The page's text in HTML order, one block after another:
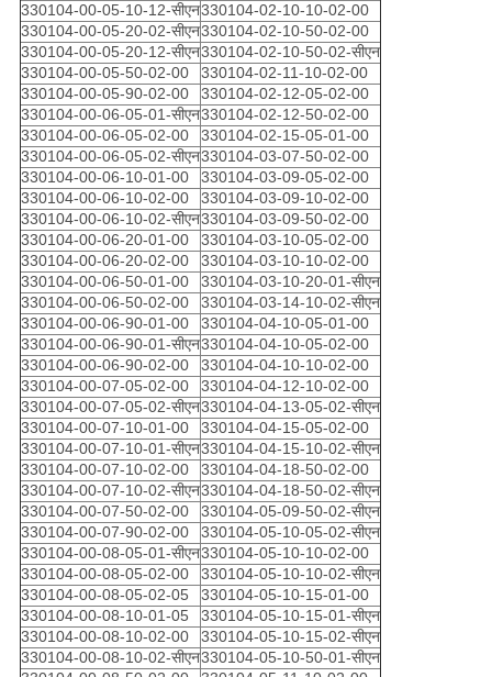
330104-00-05-10-12-सीएन330104-02-10-10-02-00
330104-00-05-20-02-सीएन330104-02-10-50-02-00
330104-00-05-20-12-सीएन330104-02-10-50-02-सीएन
330104-00-05-50-02-00
330104-02-11-10-02-00
330104-00-05-90-02-00
330104-02-12-05-02-00
330104-00-06-05-01-सीएन330104-02-12-50-02-00
330104-00-06-05-02-00
330104-02-15-05-01-00
330104-00-06-05-02-सीएन330104-03-07-50-02-00
330104-00-06-10-01-00
330104-03-09-05-02-00
330104-00-06-10-02-00
330104-03-09-10-02-00
330104-00-06-10-02-सीएन330104-03-09-50-02-00
330104-00-06-20-01-00
330104-03-10-05-02-00
330104-00-06-20-02-00
330104-03-10-10-02-00
330104-00-06-50-01-00
330104-03-10-20-01-सीएन
330104-00-06-50-02-00
330104-03-14-10-02-सीएन
330104-00-06-90-01-00
330104-04-10-05-01-00
330104-00-06-90-01-सीएन330104-04-10-05-02-00
330104-00-06-90-02-00
330104-04-10-10-02-00
330104-00-07-05-02-00
330104-04-12-10-02-00
330104-00-07-05-02-सीएन330104-04-13-05-02-सीएन
330104-00-07-10-01-00
330104-04-15-05-02-00
330104-00-07-10-01-सीएन330104-04-15-10-02-सीएन
330104-00-07-10-02-00
330104-04-18-50-02-00
330104-00-07-10-02-सीएन330104-04-18-50-02-सीएन
330104-00-07-50-02-00
330104-05-09-50-02-सीएन
330104-00-07-90-02-00
330104-05-10-05-02-सीएन
330104-00-08-05-01-सीएन330104-05-10-10-02-00
330104-00-08-05-02-00
330104-05-10-10-02-सीएन
330104-00-08-05-02-05
330104-05-10-15-01-00
330104-00-08-10-01-05
330104-05-10-15-01-सीएन
330104-00-08-10-02-00
330104-05-10-15-02-सीएन
330104-00-08-10-02-सीएन330104-05-10-50-01-सीएन